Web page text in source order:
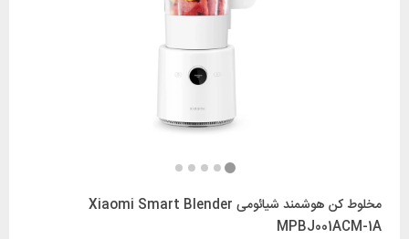
مخلوط کن هوشمند شیائومی Xiaomi Smart Blender
MPBJ001ACM-1A